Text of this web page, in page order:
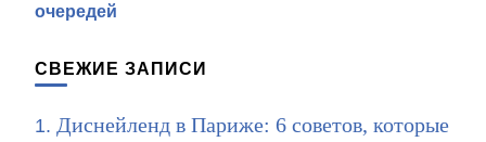
очередей
СВЕЖИЕ ЗАПИСИ
Диснейленд в Париже: 6 советов, которые